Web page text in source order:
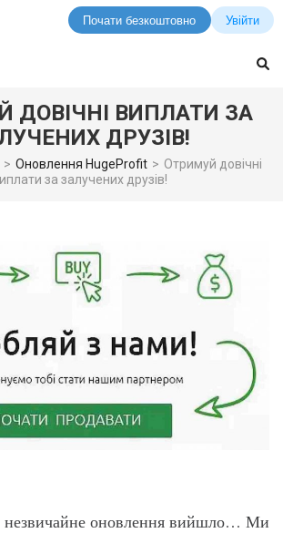
Почати безкоштовно Увійти
ДОВІЧНІ ВИПЛАТИ ЗА
ДРУЗІВ!
> Оновлення HugeProfit > Отримуй довічні
за залучених друзів!
незвичайне оновлення вийшло… Ми